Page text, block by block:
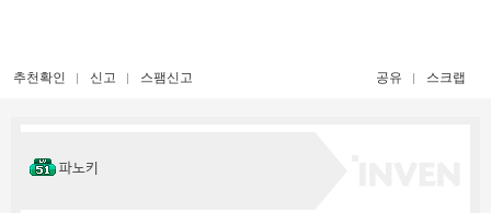
추천확인 신고 스팸신고 공유 스크랩
파노키